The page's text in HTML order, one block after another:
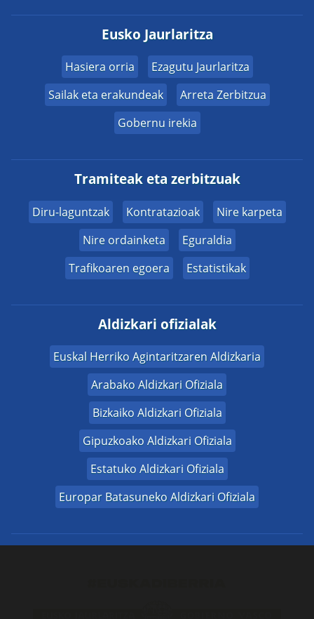
Eusko Jaurlaritza
Hasiera orria
Ezagutu Jaurlaritza
Sailak eta erakundeak
Arreta Zerbitzua
Gobernu irekia
Tramiteak eta zerbitzuak
Diru-laguntzak Kontratazioak
Nire karpeta
Nire ordainketa
Eguraldia
Trafikoaren egoera
Estatistikak
Aldizkari ofizialak
Euskal Herriko Agintaritzaren Aldizkaria
Arabako Aldizkari Ofiziala
Bizkaiko Aldizkari Ofiziala
Gipuzkoako Aldizkari Ofiziala
Estatuko Aldizkari Ofiziala
Europar Batasuneko Aldizkari Ofiziala